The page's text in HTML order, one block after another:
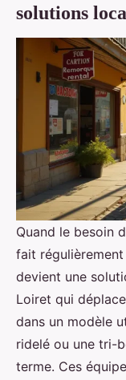
solutions
Quand le besoin
fait régulièrement
devient une
Loiret qui
dans un modèle
ridelé ou une tri-
terme. Ces